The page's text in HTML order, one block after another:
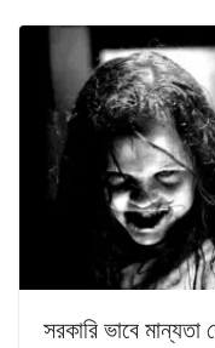
সরকারি ভাবে